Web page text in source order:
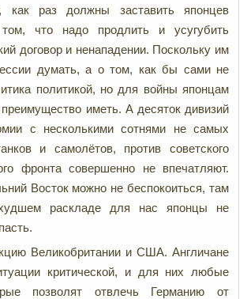
как раз должны заставить японцев
что надо продлить и усугубить
договор и ненападении. Поскольку им
думать, а о том, как бы сами не
политикой, но для войны японцам
иметь. А десяток дивизий
с несколькими сотнями не самых
и самолётов, против советского
фронта совершенно не впечатляют.
Восток можно не беспокоиться, там
раскладе для нас японцы не
Великобритании и США. Англичане
критической, и для них любые
позволят отвлечь Германию от